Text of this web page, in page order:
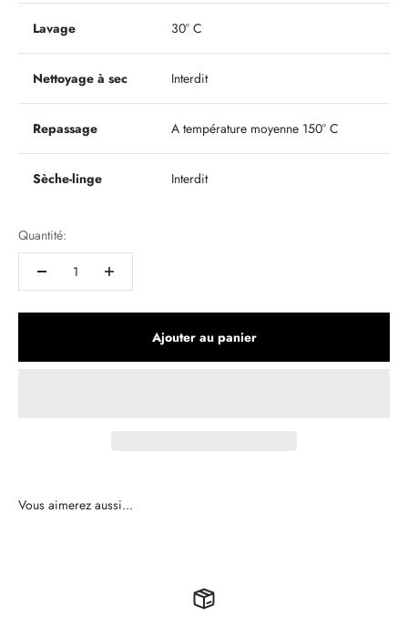
Lavage 30° C
Nettoyage à sec Interdit
Repassage A température moyenne 150° C
Sèche-linge Interdit
Quantité:
Ajouter au panier